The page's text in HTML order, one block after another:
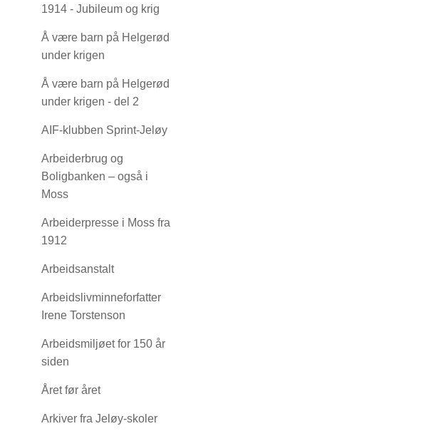
1914 - Jubileum og krig
Å være barn på Helgerød
under krigen
Å være barn på Helgerød
under krigen - del 2
AIF-klubben Sprint-Jeløy
Arbeiderbrug og
Boligbanken – også i
Moss
Arbeiderpresse i Moss fra
1912
Arbeidsanstalt
Arbeidslivminneforfatter
Irene Torstenson
Arbeidsmiljøet for 150 år
siden
Året før året
Arkiver fra Jeløy-skoler